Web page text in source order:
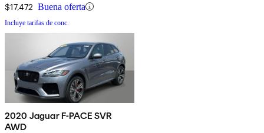
$17,472 Buena oferta
Incluye tarifas de conc.
2020 Jaguar F-PACE SVR
AWD